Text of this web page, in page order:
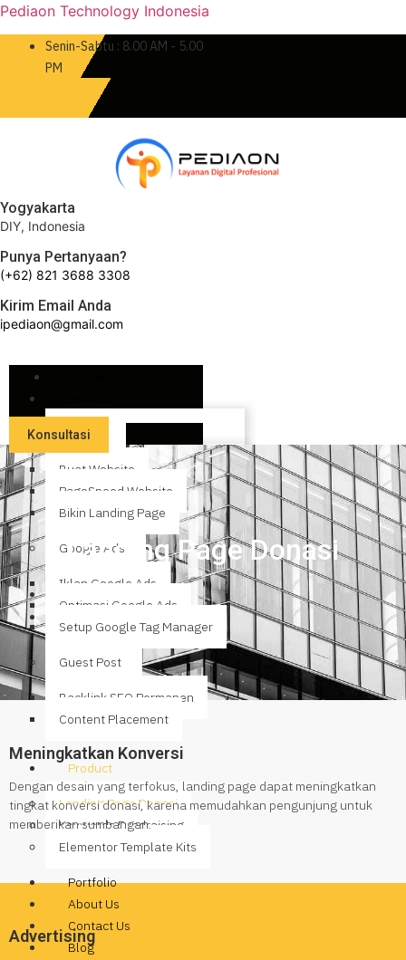
Pediaon Technology Indonesia
Senin-Sabtu : 8.00 AM - 5.00
PM
Yogyakarta
DIY, Indonesia
Punya Pertanyaan?
(+62) 821 3688 3308
Kirim Email Anda
ipediaon@gmail.com
Website
Buat Website
PageSpeed Website
Bikin Landing Page
Google Ads
Iklan Google Ads
Optimasi Google Ads
Setup Google Tag Manager
Guest Post
Backlink SEO Permanen
Content Placement
Product
Landing Page Donasi
Keywords Fundraising
Elementor Template Kits
Portfolio
About Us
Contact Us
Blog
Konsultasi
Landing Page Donasi
Meningkatkan Konversi
Dengan desain yang terfokus, landing page dapat meningkatkan
tingkat konversi donasi, karena memudahkan pengunjung untuk
memberikan sumbangan.
Advertising